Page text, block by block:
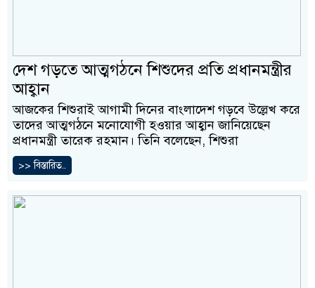
দেশ গড়তে আত্মগঠনে শিশুদের প্রতি প্রধানমন্ত্রীর
আহ্বান
আজকের শিশুরাই আগামী দিনের বাংলাদেশ গড়বে উল্লেখ করে
তাদের আত্মগঠনে মনোযোগী হওয়ার আহ্বান জানিয়েছেন
প্রধানমন্ত্রী তারেক রহমান। তিনি বলেছেন, শিশুরা
>> বিস্তারিত..